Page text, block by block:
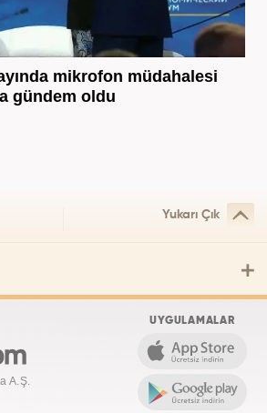
mikrofon müdahalesi
gündem oldu
Yukarı Çık
A.Ş.
UYGULAMALAR